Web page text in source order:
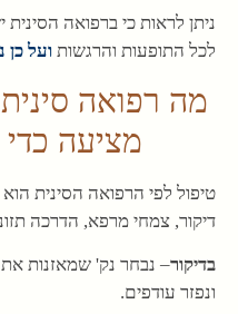
ניתן לראות כי ברפואה
לכל התופעות והרגשות ועל כן
מה רפואה
מציעה
טיפול לפי הרפואה הסינית
דיקור, צמחי מרפא, הדרכה
בדיקור– נבחר נק' שמאזנות את
ונפזר עודפים.